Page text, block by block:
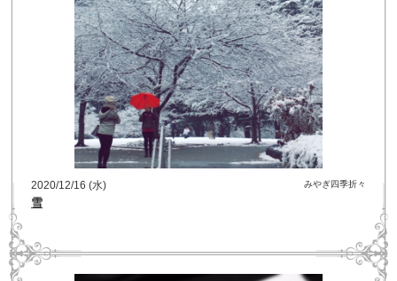
2020/12/16 (水) みやぎ四季折々
雪